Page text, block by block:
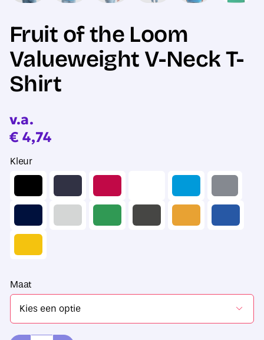
Fruit of the Loom
Valueweight V-Neck T-
Shirt
v.a.
€ 4,74
Kleur
Maat
